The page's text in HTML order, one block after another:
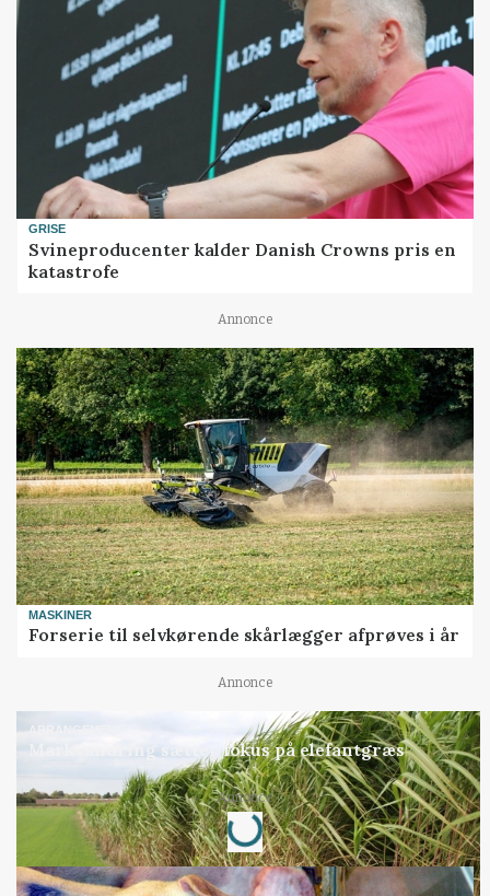
GRISE
Svineproducenter kalder Danish Crowns pris en
katastrofe
Annonce
MASKINER
Forserie til selvkørende skårlægger afprøves i år
Annonce
ARRANGEMENT
Markvandring sætter fokus på elefantgræs
Annonce
Loading...